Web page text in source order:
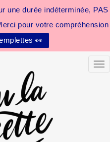
une durée indéterminée, PAS
pour votre compréhension
👀